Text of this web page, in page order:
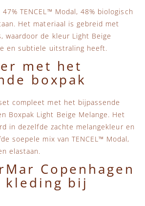
TENCEL™ Modal, 48% biologisch
Het materiaal is gebreid met
waardoor de kleur Light Beige
en subtiele uitstraling heeft.
met het
boxpak
compleet met het bijpassende
Boxpak Light Beige Melange. Het
in dezelfde zachte melangekleur en
soepele mix van TENCEL™ Modal,
elastaan.
Copenhagen
kleding bij